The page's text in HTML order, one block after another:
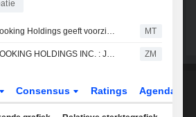
Booking Holdings geeft voorzichtige outlook voor derde kwartaal door onrust in Midden-Oosten, aldus RBC MT
BOOKING HOLDINGS INC. : JPMorgan Chase ontvangt een koopadvies ZM
Consensus Ratings Agenda